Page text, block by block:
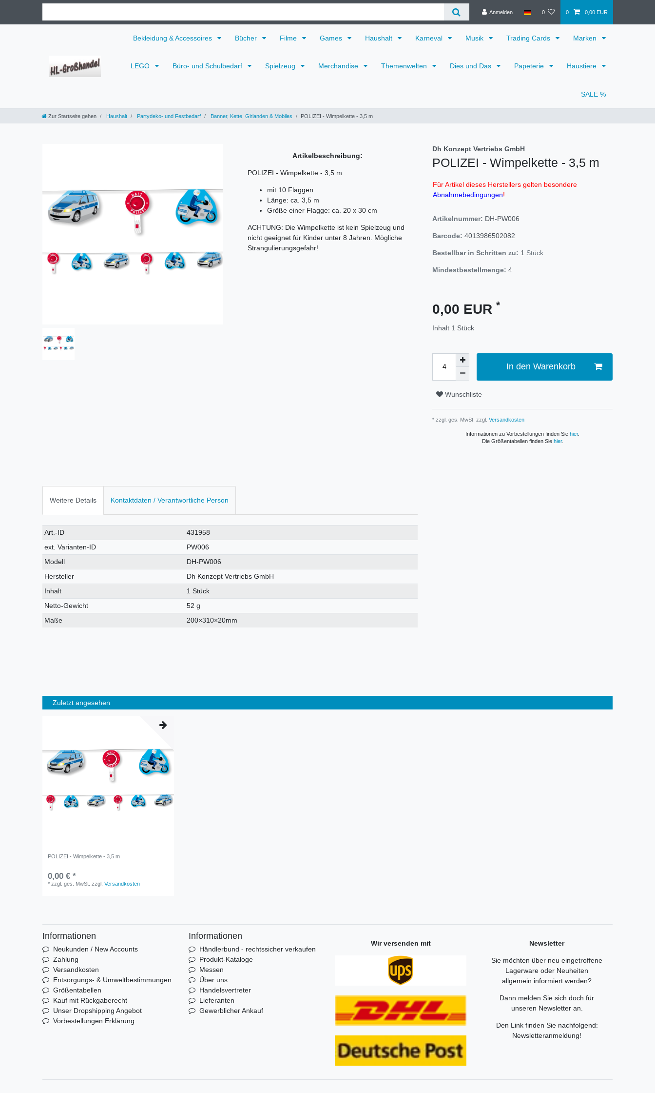
Anmelden 0 0 0,00 EUR
Bekleidung & Accessoires Bücher Filme Games Haushalt Karneval Musik Trading Cards Marken
LEGO Büro- und Schulbedarf Spielzeug Merchandise Themenwelten Dies und Das Papeterie Haustiere
SALE %
Zur Startseite gehen Haushalt Partydeko- und Festbedarf Banner, Kette, Girlanden & Mobiles POLIZEI - Wimpelkette - 3,5 m
Artikelbeschreibung:
POLIZEI - Wimpelkette - 3,5 m
mit 10 Flaggen
Länge: ca. 3,5 m
Größe einer Flagge: ca. 20 x 30 cm
ACHTUNG: Die Wimpelkette ist kein Spielzeug und
nicht geeignet für Kinder unter 8 Jahren. Mögliche
Strangulierungsgefahr!
Dh Konzept Vertriebs GmbH
POLIZEI - Wimpelkette - 3,5 m
Für Artikel dieses Herstellers gelten besondere
Abnahmebedingungen!
Artikelnummer: DH-PW006
Barcode: 4013986502082
Bestellbar in Schritten zu: 1 Stück
Mindestbestellmenge: 4
0,00 EUR *
Inhalt 1 Stück
In den Warenkorb
Wunschliste
* zzgl. ges. MwSt. zzgl. Versandkosten
Informationen zu Vorbestellungen finden Sie hier.
Die Größentabellen finden Sie hier.
Weitere Details Kontaktdaten / Verantwortliche Person
Technisches
Merkmal
Wert
Art.-ID
431958
ext. Varianten-ID
PW006
Modell
DH-PW006
Hersteller
Dh Konzept Vertriebs GmbH
Inhalt
1 Stück
Netto-Gewicht
52 g
Maße
200×310×20mm
Zuletzt angesehen
POLIZEI - Wimpelkette - 3,5 m
0,00 € *
*zzgl. ges. MwSt. zzgl.Versandkosten
Informationen
Neukunden / New Accounts
Zahlung
Versandkosten
Entsorgungs- & Umweltbestimmungen
Größentabellen
Kauf mit Rückgaberecht
Unser Dropshipping Angebot
Vorbestellungen Erklärung
Informationen
Händlerbund - rechtssicher verkaufen
Produkt-Kataloge
Messen
Über uns
Handelsvertreter
Lieferanten
Gewerblicher Ankauf
Wir versenden mit Newsletter
Sie möchten über neu eingetroffene
Lagerware oder Neuheiten
allgemein informiert werden?
Dann melden Sie sich doch für
unseren Newsletter an.
Den Link finden Sie nachfolgend:
Newsletteranmeldung!